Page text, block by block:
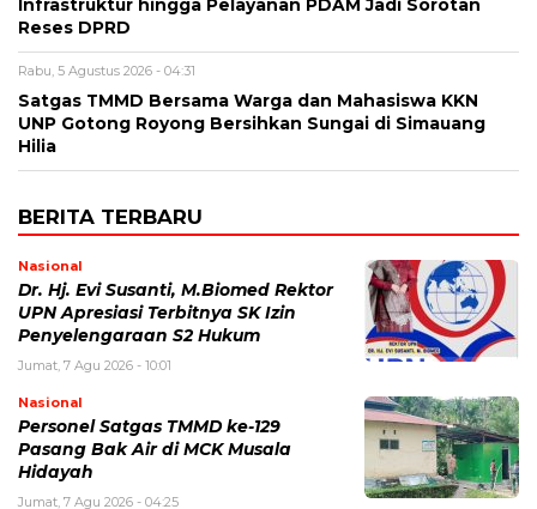
Infrastruktur hingga Pelayanan PDAM Jadi Sorotan
Reses DPRD
Rabu, 5 Agustus 2026 - 04:31
Satgas TMMD Bersama Warga dan Mahasiswa KKN
UNP Gotong Royong Bersihkan Sungai di Simauang
Hilia
BERITA TERBARU
Nasional
Dr. Hj. Evi Susanti, M.Biomed Rektor
UPN Apresiasi Terbitnya SK Izin
Penyelengaraan S2 Hukum
Jumat, 7 Agu 2026 - 10:01
Nasional
Personel Satgas TMMD ke-129
Pasang Bak Air di MCK Musala
Hidayah
Jumat, 7 Agu 2026 - 04:25